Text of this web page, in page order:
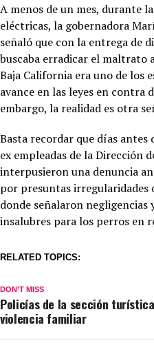
A menos de un mes, durante
eléctricas, la gobernadora
señaló que con la entrega de
buscaba erradicar el maltrato
Baja California era uno de los
avance en las leyes en contra
embargo, la realidad es otra
Basta recordar que días antes
ex empleadas de la Dirección
interpusieron una denuncia
por presuntas
donde señalaron negligencias
insalubres para los perros en
RELATED TOPICS:
DON'T MISS
Policías de la sección
violencia familiar